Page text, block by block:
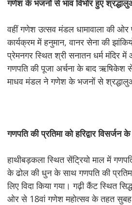
गणेशकेभजनोंसेभावविभोरहुए
वहीं गणेश उत्सव मंडल धामावाला की
कार्यक्रम में हनुमान, वानर सेना की
प्रेमनगर स्थित श्री सनातन धर्म मंदिर
गणपति की पूजा अर्चना के बाद ऋषिकेश
माधव मंडल ने गणेश के भजनों से श्रद्धालुओं
गणपतिकीप्रतिमाकोहरिद्वारविसर्जनके
हाथीबड़कला स्थित सेंट्रियो माल में
के ढोल की धुन के साथ गणपति की प्रतिमा
लिए विदा किया गया। गढ़ी कैंट स्थित
ओर से 18वां गणेश महोत्सव के तहत सुबह